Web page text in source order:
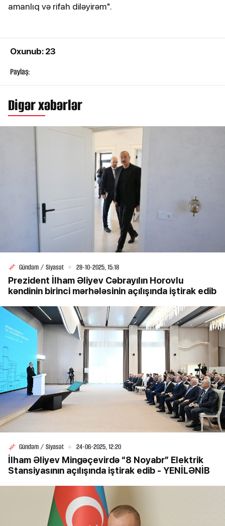
amanlıq və rifah diləyirəm".
Oxunub: 23
Paylaş:
Digər xəbərlər
Gündəm / Siyasət 28-10-2025, 15:18
Prezident İlham Əliyev Cəbrayılın Horovlu
kəndinin birinci mərhələsinin açılışında iştirak edib
Gündəm / Siyasət 24-06-2025, 12:20
İlham Əliyev Mingəçevirdə “8 Noyabr” Elektrik
Stansiyasının açılışında iştirak edib - YENİLƏNİB